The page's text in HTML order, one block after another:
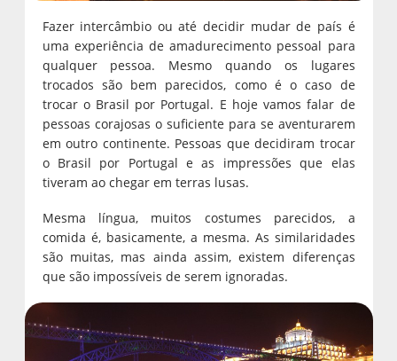
Fazer intercâmbio ou até decidir mudar de país é
uma experiência de amadurecimento pessoal para
qualquer pessoa. Mesmo quando os lugares
trocados são bem parecidos, como é o caso de
trocar o Brasil por Portugal. E hoje vamos falar de
pessoas corajosas o suficiente para se aventurarem
em outro continente. Pessoas que decidiram trocar
o Brasil por Portugal e as impressões que elas
tiveram ao chegar em terras lusas.
Mesma língua, muitos costumes parecidos, a
comida é, basicamente, a mesma. As similaridades
são muitas, mas ainda assim, existem diferenças
que são impossíveis de serem ignoradas.